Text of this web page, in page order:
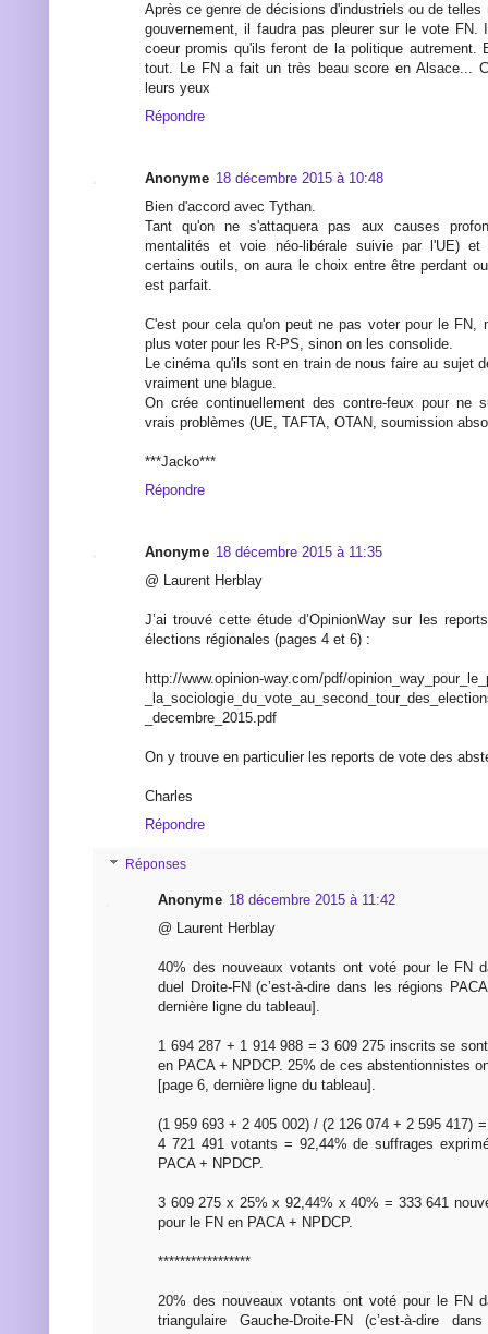
Après ce genre de décisions d'industriels ou de telles
gouvernement, il faudra pas pleurer sur le vote
coeur promis qu'ils feront de la politique autrement.
tout. Le FN a fait un très beau score en Alsace...
leurs yeux
Répondre
Anonyme 18 décembre 2015 à 10:48
Bien d'accord avec Tythan.
Tant qu'on ne s'attaquera pas aux causes
mentalités et voie néo-libérale suivie par l'UE) et
certains outils, on aura le choix entre être perdant
est parfait.
C'est pour cela qu'on peut ne pas voter pour le FN,
plus voter pour les R-PS, sinon on les consolide.
Le cinéma qu'ils sont en train de nous faire au sujet
vraiment une blague.
On crée continuellement des contre-feux pour ne
vrais problèmes (UE, TAFTA, OTAN, soumission
***Jacko***
Répondre
Anonyme 18 décembre 2015 à 11:35
@ Laurent Herblay
J’ai trouvé cette étude d’OpinionWay sur les
élections régionales (pages 4 et 6) :
http://www.opinion-way.com/pdf/
_decembre_2015.pdf
On y trouve en particulier les reports de vote des
Charles
Répondre
Réponses
Anonyme 18 décembre 2015 à 11:42
@ Laurent Herblay
40% des nouveaux votants ont voté pour le FN
duel Droite-FN (c’est-à-dire dans les régions
dernière ligne du tableau].
1 694 287 + 1 914 988 = 3 609 275 inscrits se
en PACA + NPDCP. 25% de ces abstentionnistes
[page 6, dernière ligne du tableau].
(1 959 693 + 2 405 002) / (2 126 074 + 2 595 417)
4 721 491 votants = 92,44% de suffrages
PACA + NPDCP.
3 609 275 x 25% x 92,44% x 40% = 333 641
pour le FN en PACA + NPDCP.
*****************
20% des nouveaux votants ont voté pour le FN
triangulaire Gauche-Droite-FN (c’est-à-dire